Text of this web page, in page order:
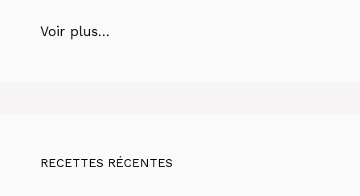
Voir plus…
RECETTES RÉCENTES